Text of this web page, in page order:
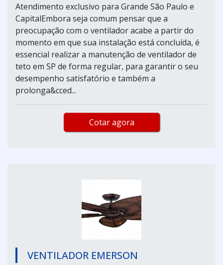
Atendimento exclusivo para Grande São Paulo e
CapitalEmbora seja comum pensar que a
preocupação com o ventilador acabe a partir do
momento em que sua instalação está concluída, é
essencial realizar a manutenção de ventilador de
teto em SP de forma regular, para garantir o seu
desempenho satisfatório e também a
prolonga&cced...
Cotar agora
VENTILADOR EMERSON